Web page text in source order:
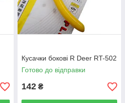
Кусачки бокові R Deer RT-502
Готово до відправки
142 ₴